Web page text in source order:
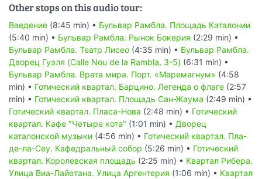
Other stops on this audio tour:
Введение (8:45 min) • Бульвар Рамбла. Площадь Каталонии
(5:40 min) • Бульвар Рамбла. Рынок Бокерия (2:29 min) •
Бульвар Рамбла. Театр Лисео (4:35 min) • Бульвар Рамбла.
Дворец Гуэля (Calle Nou de la Rambla, 3-5) (6:31 min) •
Бульвар Рамбла. Врата мира. Порт. «Маремагнум» (4:58
min) • Готический квартал. Барцино. Легенда о флаге (2:57
min) • Готический квартал. Площадь Сан-Жаума (2:49 min) •
Готический квартал. Пласа-Нова (2:48 min) • Готический
квартал. Кафе "Четыре кота" (1:01 min) • Дворец
каталонской музыки (4:56 min) • Готический квартал. Пла-
де-ла-Сеу. Кафедральный собор (5:26 min) • Готический
квартал. Королевская площадь (2:25 min) • Квартал Рибера.
Улица Виа-Лайетана. Улица Аргентерия (1:06 min) • Квартал